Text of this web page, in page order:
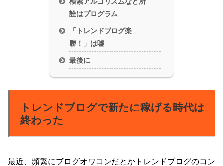
詮はプログラム
「トレンドブログ楽
勝！」は嘘
最後に
トレンドブログで新たに稼げる時代は
終わった
最近、頻繁にブログオワコンだとかトレンドブログのコン